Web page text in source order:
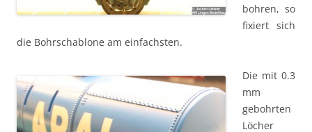
bohren, so
fixiert sich
die Bohrschablone am einfachsten.
Die mit 0.3
mm
gebohrten
Löcher